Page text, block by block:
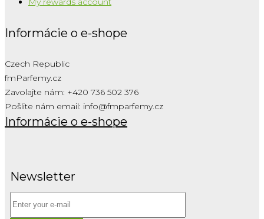
Informácie o e-shope
Czech Republic
fmParfemy.cz
Zavolajte nám: +420 736 502 376
Pošlite nám email: info@fmparfemy.cz
Informácie o e-shope
Newsletter